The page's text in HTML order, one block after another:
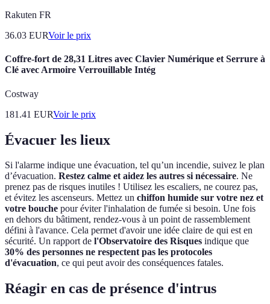
Rakuten FR
36.03 EURVoir le prix
Coffre-fort de 28,31 Litres avec Clavier Numérique et Serrure à
Clé avec Armoire Verrouillable Intég
Costway
181.41 EURVoir le prix
Évacuer les lieux
Si l'alarme indique une évacuation, tel qu’un incendie, suivez le plan
d’évacuation. Restez calme et aidez les autres si nécessaire. Ne
prenez pas de risques inutiles ! Utilisez les escaliers, ne courez pas,
et évitez les ascenseurs. Mettez un chiffon humide sur votre nez et
votre bouche pour éviter l'inhalation de fumée si besoin. Une fois
en dehors du bâtiment, rendez-vous à un point de rassemblement
défini à l'avance. Cela permet d'avoir une idée claire de qui est en
sécurité. Un rapport de l'Observatoire des Risques indique que
30% des personnes ne respectent pas les protocoles
d'évacuation, ce qui peut avoir des conséquences fatales.
Réagir en cas de présence d'intrus